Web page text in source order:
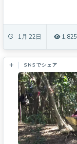
1月 22日 1,825
SNSでシェア